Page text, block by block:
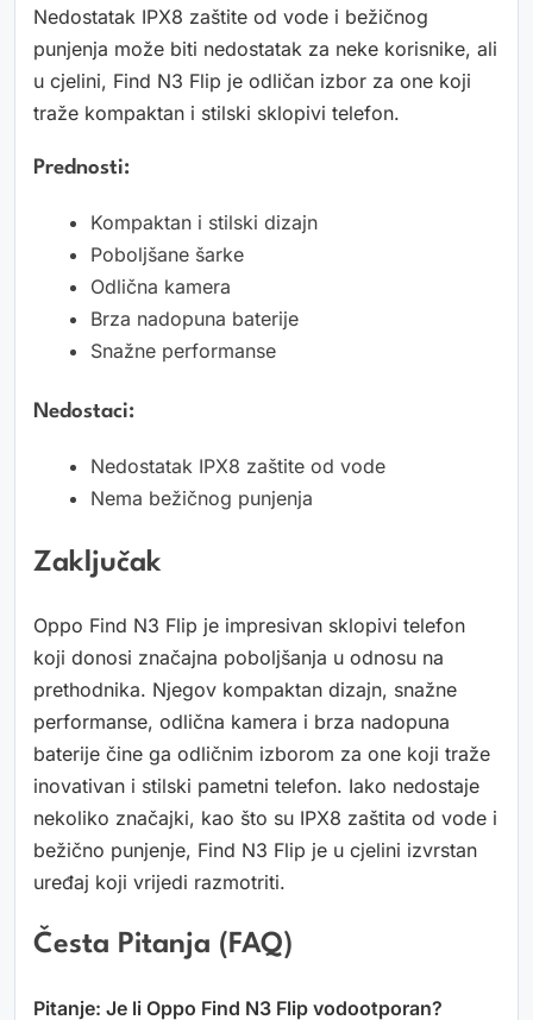
Nedostatak IPX8 zaštite od vode i bežičnog
punjenja može biti nedostatak za neke korisnike, ali
u cjelini, Find N3 Flip je odličan izbor za one koji
traže kompaktan i stilski sklopivi telefon.
Prednosti:
Kompaktan i stilski dizajn
Poboljšane šarke
Odlična kamera
Brza nadopuna baterije
Snažne performanse
Nedostaci:
Nedostatak IPX8 zaštite od vode
Nema bežičnog punjenja
Zaključak
Oppo Find N3 Flip je impresivan sklopivi telefon
koji donosi značajna poboljšanja u odnosu na
prethodnika. Njegov kompaktan dizajn, snažne
performanse, odlična kamera i brza nadopuna
baterije čine ga odličnim izborom za one koji traže
inovativan i stilski pametni telefon. Iako nedostaje
nekoliko značajki, kao što su IPX8 zaštita od vode i
bežično punjenje, Find N3 Flip je u cjelini izvrstan
uređaj koji vrijedi razmotriti.
Česta Pitanja (FAQ)
Pitanje: Je li Oppo Find N3 Flip vodootporan?